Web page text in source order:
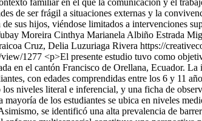
familiar en el que la comunicación y el
de ser frágil a situaciones externas y la
sus hijos, viéndose limitados a intervenciones
Moreira Cinthya Marianela Albiño Estrada
Cruz, Delia Luzuriaga Rivera https://
view/1277 <p>El presente estudio tuvo como
en el cantón Francisco de Orellana, Ecuador.
con edades comprendidas entre los 6 y 11
niveles literal e inferencial, y una ficha de
de los estudiantes se ubica en niveles
se identificó una alta prevalencia de